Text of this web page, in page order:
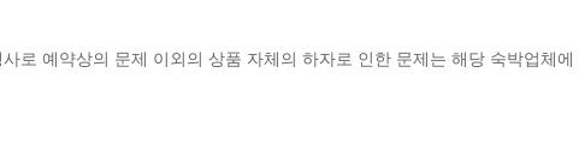
로 예약상의 문제 이외의 상품 자체의 하자로 인한 문제는 해당 숙박업체